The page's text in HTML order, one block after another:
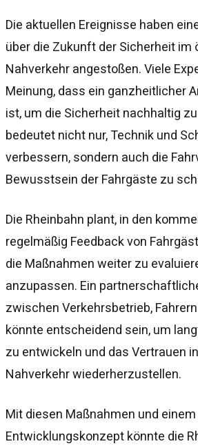
Die aktuellen Ereignisse haben
über die Zukunft der Sicherheit im
Nahverkehr angestoßen. Viele
Meinung, dass ein ganzheitlicher
ist, um die Sicherheit nachhaltig
bedeutet nicht nur, Technik und
verbessern, sondern auch die
Bewusstsein der Fahrgäste zu
Die Rheinbahn plant, in den
regelmäßig Feedback von
die Maßnahmen weiter zu
anzupassen. Ein
zwischen Verkehrsbetrieb,
könnte entscheidend sein, um
zu entwickeln und das Vertrauen
Nahverkehr wiederherzustellen.
Mit diesen Maßnahmen und
Entwicklungskonzept könnte die